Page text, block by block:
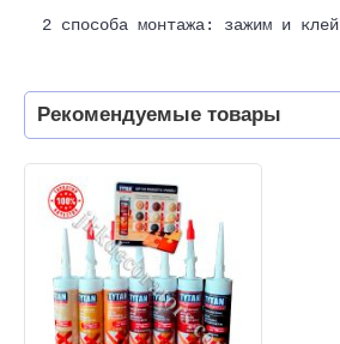
2 способа монтажа: зажим и клей
Рекомендуемые товары